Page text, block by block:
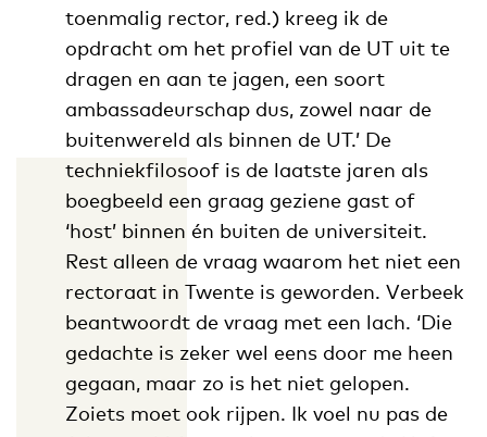
toenmalig rector, red.) kreeg ik de
opdracht om het profiel van de UT uit te
dragen en aan te jagen, een soort
ambassadeurschap dus, zowel naar de
buitenwereld als binnen de UT.’ De
techniekfilosoof is de laatste jaren als
boegbeeld een graag geziene gast of
‘host’ binnen én buiten de universiteit.
Rest alleen de vraag waarom het niet een
rectoraat in Twente is geworden. Verbeek
beantwoordt de vraag met een lach. ‘Die
gedachte is zeker wel eens door me heen
gegaan, maar zo is het niet gelopen.
Zoiets moet ook rijpen. Ik voel nu pas de